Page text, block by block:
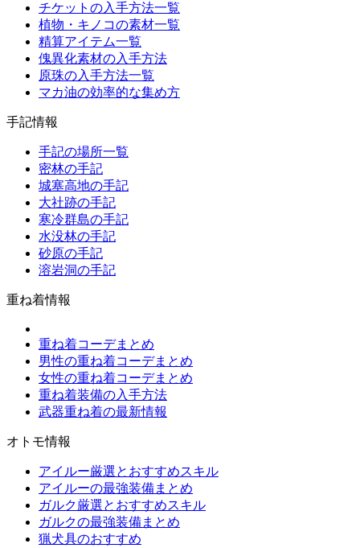
チケットの入手方法一覧
植物・キノコの素材一覧
精算アイテム一覧
傀異化素材の入手方法
原珠の入手方法一覧
マカ油の効率的な集め方
手記情報
手記の場所一覧
密林の手記
城塞高地の手記
大社跡の手記
寒冷群島の手記
水没林の手記
砂原の手記
溶岩洞の手記
重ね着情報
重ね着コーデまとめ
男性の重ね着コーデまとめ
女性の重ね着コーデまとめ
重ね着装備の入手方法
武器重ね着の最新情報
オトモ情報
アイルー厳選とおすすめスキル
アイルーの最強装備まとめ
ガルク厳選とおすすめスキル
ガルクの最強装備まとめ
猟犬具のおすすめ